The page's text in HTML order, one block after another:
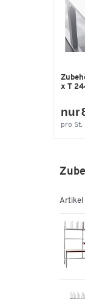
x T
nur
pro St.
Artikel